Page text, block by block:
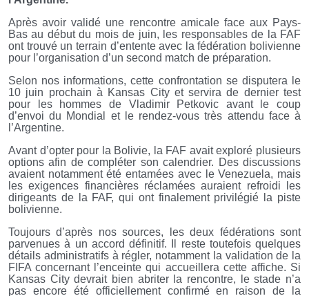
Après avoir validé une rencontre amicale face aux Pays-
Bas au début du mois de juin, les responsables de la FAF
ont trouvé un terrain d’entente avec la fédération bolivienne
pour l’organisation d’un second match de préparation.
Selon nos informations, cette confrontation se disputera le
10 juin prochain à Kansas City et servira de dernier test
pour les hommes de Vladimir Petkovic avant le coup
d’envoi du Mondial et le rendez-vous très attendu face à
l’Argentine.
Avant d’opter pour la Bolivie, la FAF avait exploré plusieurs
options afin de compléter son calendrier. Des discussions
avaient notamment été entamées avec le Venezuela, mais
les exigences financières réclamées auraient refroidi les
dirigeants de la FAF, qui ont finalement privilégié la piste
bolivienne.
Toujours d’après nos sources, les deux fédérations sont
parvenues à un accord définitif. Il reste toutefois quelques
détails administratifs à régler, notamment la validation de la
FIFA concernant l’enceinte qui accueillera cette affiche. Si
Kansas City devrait bien abriter la rencontre, le stade n’a
pas encore été officiellement confirmé en raison de la